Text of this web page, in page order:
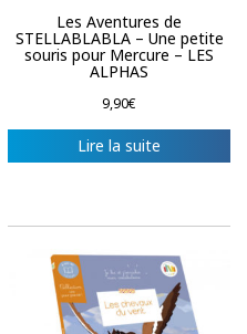
Les Aventures de
STELLABLABLA – Une petite
souris pour Mercure – LES
ALPHAS
9,90€
Lire la suite